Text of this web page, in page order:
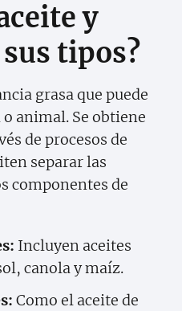
y
tipos?
grasa que puede
animal. Se obtiene
de procesos de
separar las
componentes de
Incluyen aceites
canola y maíz.
Como el aceite de